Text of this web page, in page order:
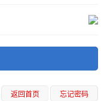
返回首页 忘记密码